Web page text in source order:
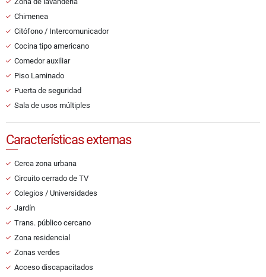
Chimenea
Citófono / Intercomunicador
Cocina tipo americano
Comedor auxiliar
Piso Laminado
Puerta de seguridad
Sala de usos múltiples
Características externas
Cerca zona urbana
Circuito cerrado de TV
Colegios / Universidades
Jardín
Trans. público cercano
Zona residencial
Zonas verdes
Acceso discapacitados